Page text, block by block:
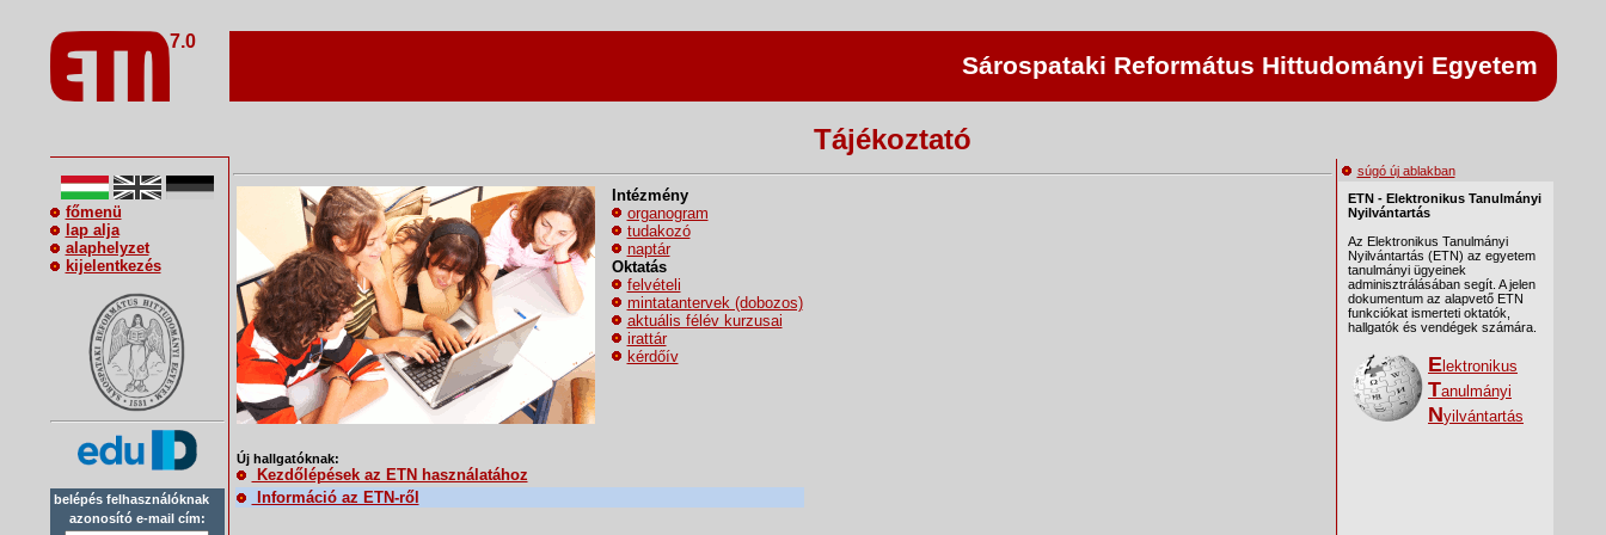
7.0
Sárospataki Református Hittudományi Egyetem
Tájékoztató
főmenü
lap alja
alaphelyzet
kijelentkezés
belépés felhasználóknak
azonosító e-mail cím:
Intézmény
organogram
tudakozó
naptár
Oktatás
felvételi
mintatantervek (dobozos)
aktuális félév kurzusai
irattár
kérdőív
Új hallgatóknak:
Kezdőlépések az ETN használatához
Információ az ETN-ről
súgó új ablakban